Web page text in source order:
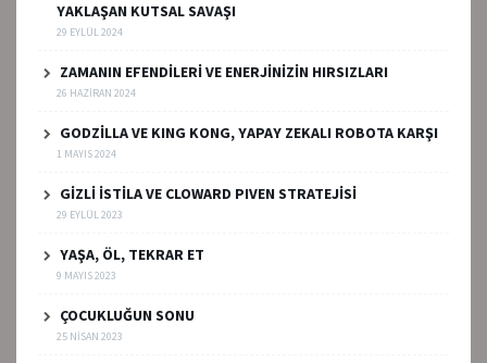
YAKLAŞAN KUTSAL SAVAŞI
29 EYLÜL 2024
ZAMANIN EFENDİLERİ VE ENERJİNİZİN HIRSIZLARI
26 HAZIRAN 2024
GODZİLLA VE KING KONG, YAPAY ZEKALI ROBOTA KARŞI
1 MAYIS 2024
GİZLİ İSTİLA VE CLOWARD PIVEN STRATEJİSİ
29 EYLÜL 2023
YAŞA, ÖL, TEKRAR ET
9 MAYIS 2023
ÇOCUKLUĞUN SONU
25 NISAN 2023